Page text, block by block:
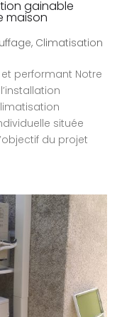
gainable
maison
, Climatisation
performant Notre
située
du projet